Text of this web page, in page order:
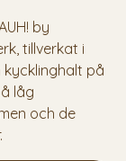
by
tillverkat i
kycklinghalt på
låg
och de